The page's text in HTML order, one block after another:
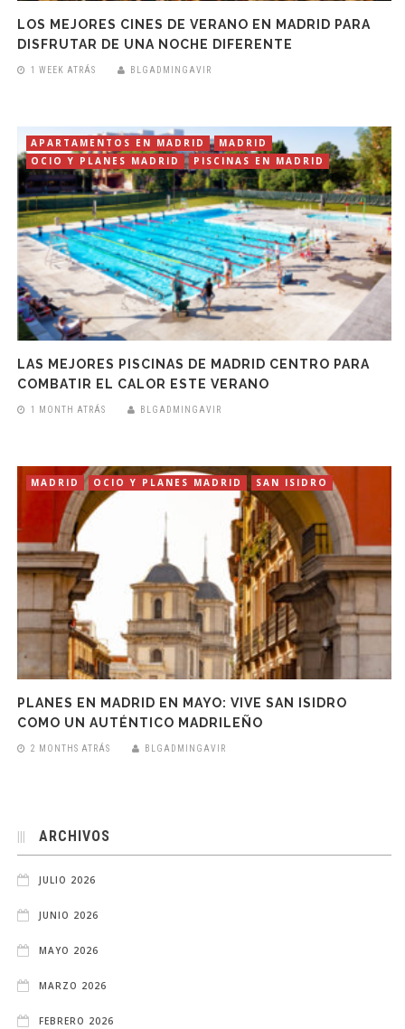
LOS MEJORES CINES DE VERANO EN MADRID PARA
DISFRUTAR DE UNA NOCHE DIFERENTE
1 WEEK ATRÁS BLGADMINGAVIR
APARTAMENTOS EN MADRID
MADRID
OCIO Y PLANES MADRID
PISCINAS EN MADRID
LAS MEJORES PISCINAS DE MADRID CENTRO PARA
COMBATIR EL CALOR ESTE VERANO
1 MONTH ATRÁS BLGADMINGAVIR
MADRID OCIO Y PLANES MADRID SAN ISIDRO
PLANES EN MADRID EN MAYO: VIVE SAN ISIDRO
COMO UN AUTÉNTICO MADRILEÑO
2 MONTHS ATRÁS BLGADMINGAVIR
ARCHIVOS
JULIO 2026
JUNIO 2026
MAYO 2026
MARZO 2026
FEBRERO 2026